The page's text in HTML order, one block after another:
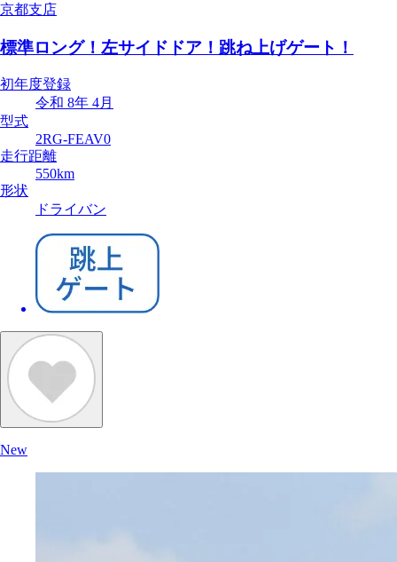
京都支店
標準ロング！左サイドドア！跳ね上げゲート！
初年度登録
令和 8年 4月
型式
2RG-FEAV0
走行距離
550km
形状
ドライバン
New